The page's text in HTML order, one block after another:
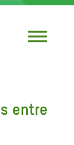
entre